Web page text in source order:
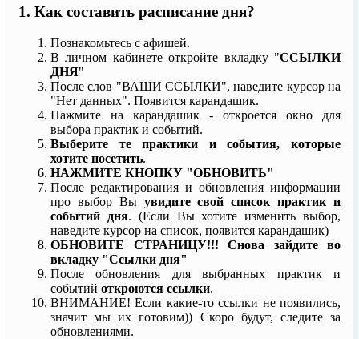
1. Как составить расписание дня?
Познакомьтесь с афишей.
В личном кабинете откройте вкладку "ССЫЛКИ
ДНЯ"
После слов "ВАШИ ССЫЛКИ", наведите курсор на
"Нет данных". Появится карандашик.
Нажмите на карандашик - откроется окно для
выбора практик и событий.
Выберите те практики и события, которые
хотите посетить.
НАЖМИТЕ КНОПКУ "ОБНОВИТЬ"
После редактирования и обновления информации
про выбор Вы увидите свой список практик и
событий дня. (Если Вы хотите изменить выбор,
наведите курсор на список, появится карандашик)
ОБНОВИТЕ СТРАНИЦУ!!! Снова зайдите во
вкладку "Ссылки дня"
После обновления для выбранных практик и
событий откроются ссылки.
ВНИМАНИЕ! Если какие-то ссылки не появились,
значит мы их готовим)) Скоро будут, следите за
обновлениями.